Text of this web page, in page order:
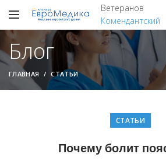
Ветеранов
Комендантский
Блог
ГЛАВНАЯ СТАТЬИ
СТАТЬИ
Почему болит